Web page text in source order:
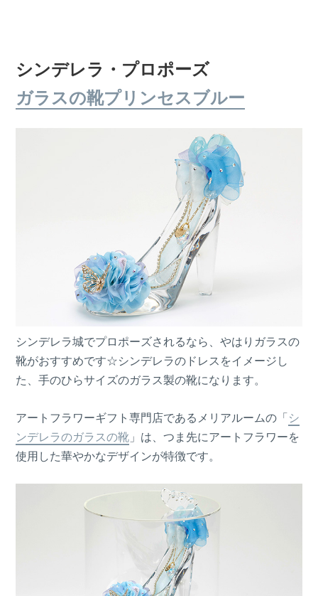
シンデレラ・プロポーズ
ガラスの靴プリンセスブルー
シンデレラ城でプロポーズされるなら、やはりガラスの
靴がおすすめです☆シンデレラのドレスをイメージし
た、手のひらサイズのガラス製の靴になります。
アートフラワーギフト専門店であるメリアルームの「シ
ンデレラのガラスの靴 」は、つま先にアートフラワーを
使用した華やかなデザインが特徴です。